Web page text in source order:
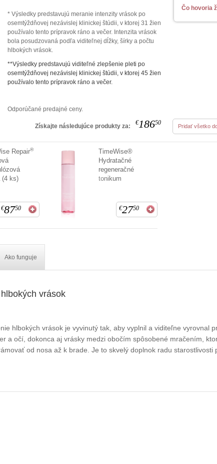
Čo hovoria
* Výsledky predstavujú meranie intenzity vrások po
osemtýždňovej nezávislej klinickej štúdii, v ktorej 31 žien
používalo tento prípravok ráno a večer. Intenzita vrások
bola posudzovaná podľa viditeľnej dĺžky, šírky a počtu
hlbokých vrások.
**Výsledky predstavujú viditeľné zlepšenie pleti po
osemtýždňovej nezávislej klinickej štúdii, v ktorej 45 žien
používalo tento prípravok ráno a večer.
Odporúčané predajné ceny.
Získajte následujúce produkty za: €18650 Pridať všetko
Repair®
(4 ks)
€8750
TimeWise®
Hydratačné
regeneračné
tonikum
€2750
Ako funguje
vrások
hlbokých vrások je vyvinutý tak, aby vyplnil a viditeľne vyrovnal
a očí, dokonca aj vrásky medzi obočím spôsobené mračením,
od nosa až k brade. Je to skvelý doplnok radu starostlivosti